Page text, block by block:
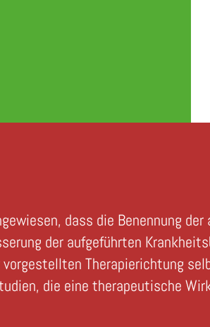
dass die Benennung
der aufgeführten
Therapierichtung
die eine therapeutische